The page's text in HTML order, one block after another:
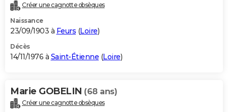
Créer une cagnotte obsèques
Naissance
23/09/1903 à Feurs (Loire)
Décès
14/11/1976 à Saint-Étienne (Loire)
Marie GOBELIN (68 ans)
Créer une cagnotte obsèques